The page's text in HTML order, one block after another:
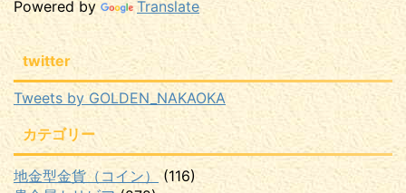
Powered by Translate
twitter
Tweets by GOLDEN_NAKAOKA
カテゴリー
地金型金貨（コイン） (116)